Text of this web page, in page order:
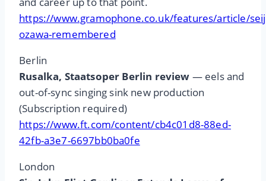
https://www.gramophone.co.uk/features/article/
ozawa-remembered
Berlin
Rusalka, Staatsoper Berlin review — eels and
out-of-sync singing sink new production
(Subscription required)
https://www.ft.com/content/cb4c01d8-88ed-
42fb-a3e7-6697bb0ba0fe
London